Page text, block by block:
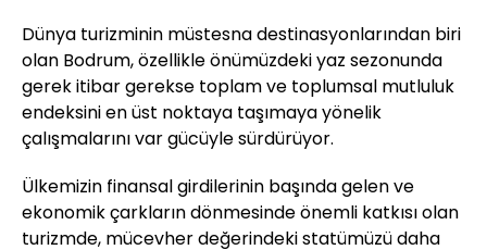
Dünya turizminin müstesna destinasyonlarından biri
olan Bodrum, özellikle önümüzdeki yaz sezonunda
gerek itibar gerekse toplam ve toplumsal mutluluk
endeksini en üst noktaya taşımaya yönelik
çalışmalarını var gücüyle sürdürüyor.
Ülkemizin finansal girdilerinin başında gelen ve
ekonomik çarkların dönmesinde önemli katkısı olan
turizmde, mücevher değerindeki statümüzü daha